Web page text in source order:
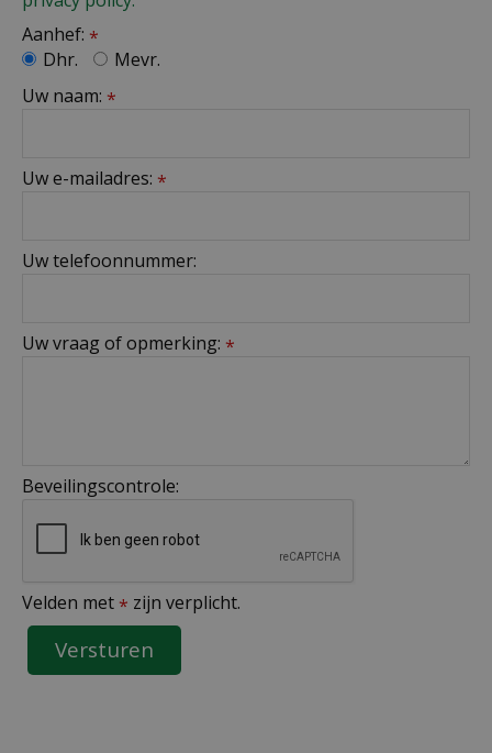
Aanhef: *
Dhr.
Mevr.
Uw naam: *
Uw e-mailadres: *
Uw telefoonnummer:
Uw vraag of opmerking: *
Beveilingscontrole:
Velden met * zijn verplicht.